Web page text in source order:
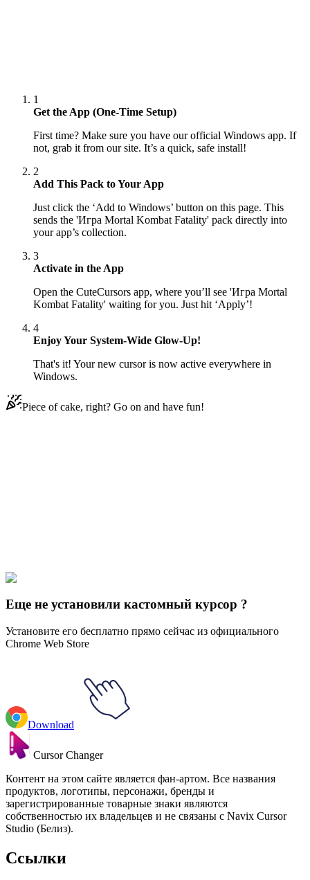
1
Get the App (One-Time Setup)
First time? Make sure you have our official Windows app. If
not, grab it from our site. It’s a quick, safe install!
2
Add This Pack to Your App
Just click the ‘Add to Windows’ button on this page. This
sends the 'Игра Mortal Kombat Fatality' pack directly into
your app’s collection.
3
Activate in the App
Open the CuteCursors app, where you’ll see 'Игра Mortal
Kombat Fatality' waiting for you. Just hit ‘Apply’!
4
Enjoy Your System-Wide Glow-Up!
That's it! Your new cursor is now active everywhere in
Windows.
Piece of cake, right? Go on and have fun!
Портал Комбат
Еще не установили кастомный курсор ?
Установите его бесплатно прямо сейчас из официального
Chrome Web Store
Download
Cursor Changer
Контент на этом сайте является фан-артом. Все названия
продуктов, логотипы, персонажи, бренды и
зарегистрированные товарные знаки являются
собственностью их владельцев и не связаны с Navix Cursor
Studio (Белиз).
Ссылки